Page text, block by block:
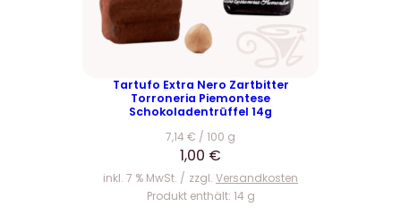
Tartufo Extra Nero Zartbitter
Torroneria Piemontese
Schokoladentrüffel 14g
7,14 € / 100 g
1,00 €
inkl. 7 % MwSt. zzgl. Versandkosten
Produkt enthält: 14 g